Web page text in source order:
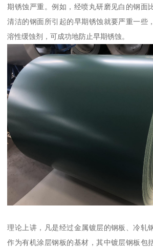
期锈蚀严重。例如，经喷丸研磨见白的钢面
清洁的钢面所引起的早期锈蚀就要严重一些
溶性缓蚀剂，可成功地防止早期锈蚀。
理论上讲，凡是经过金属镀层的钢板、冷轧
作为有机涂层钢板的基材，其中镀层钢板包